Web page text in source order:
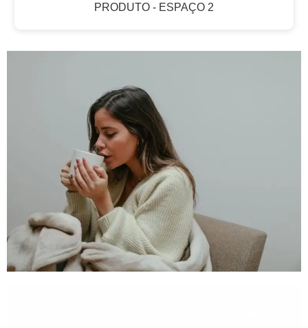
PRODUTO - ESPAÇO 2